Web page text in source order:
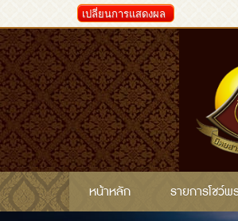
เปลี่ยนการแสดงผล
หน้าหลัก รายการโชว์พ